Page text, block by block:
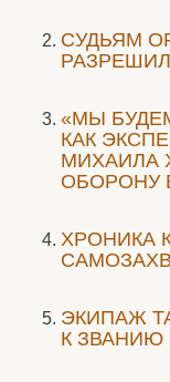
CУДЬЯМ
«МЫ
КАК
МИХАИЛА
ОБОРОНУ
ХРОНИКА
ЭКИПАЖ
К ЗВАНИЮ